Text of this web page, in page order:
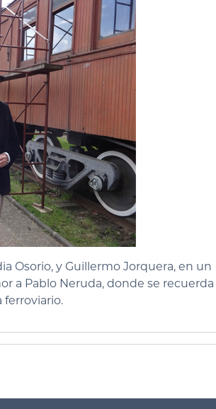
Osorio, y Guillermo Jorquera, en un
a Pablo Neruda, donde se recuerda
ferroviario.